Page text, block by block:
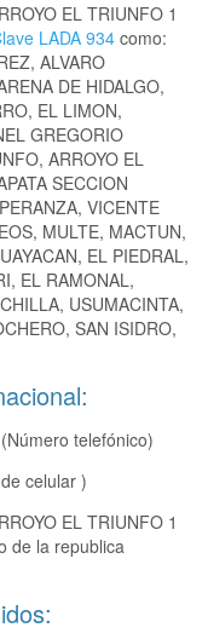
EL TRIUNFO 1
LADA 934 como:
ALVARO
DE HIDALGO,
EL LIMON,
GREGORIO
ARROYO EL
SECCION
VICENTE
MULTE, MACTUN,
EL PIEDRAL,
EL RAMONAL,
USUMACINTA,
SAN ISIDRO,
telefónico)
celular )
EL TRIUNFO 1
de la republica